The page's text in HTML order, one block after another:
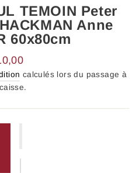
TEMOIN Peter
Anne
60x80cm
calculés lors du passage à